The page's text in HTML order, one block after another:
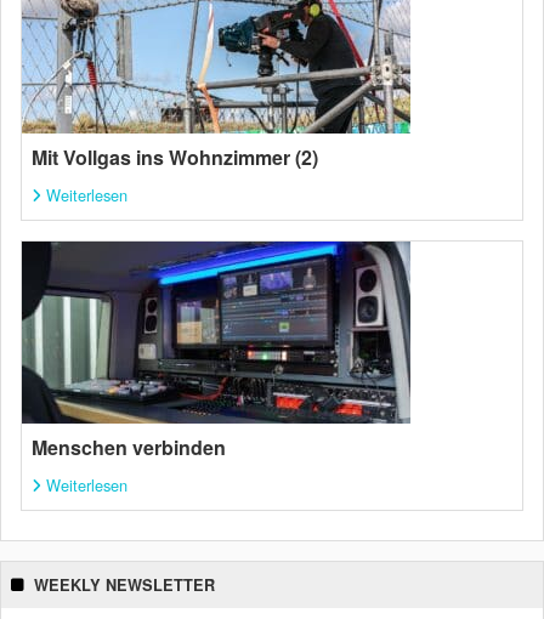
Mit Vollgas ins Wohnzimmer (2)
Weiterlesen
Menschen verbinden
Weiterlesen
WEEKLY NEWSLETTER